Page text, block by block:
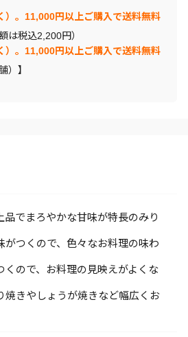
）。11,000円以上ご購入で送料無料
は税込2,200円）
）。11,000円以上ご購入で送料無料
）】
品でまろやかな甘味が特長のみり
がつくので、色々なお料理の味わ
くので、お料理の見映えがよくな
焼きやしょうが焼きなど幅広くお